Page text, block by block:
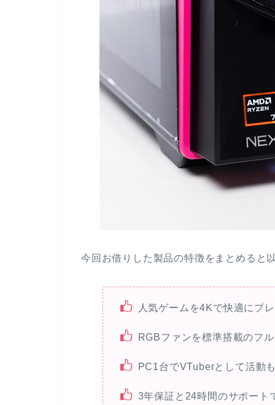
今回お借りした製品の特徴をまとめると
人気ゲームを4Kで快適にプ
RGBファンを標準搭載のフ
PC1台でVTuberとして活動
3年保証と24時間のサポート